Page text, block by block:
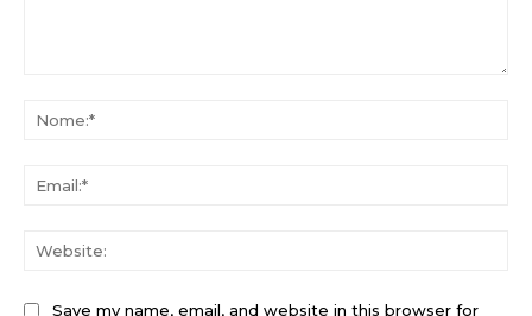
Save my name, email, and website in this browser for